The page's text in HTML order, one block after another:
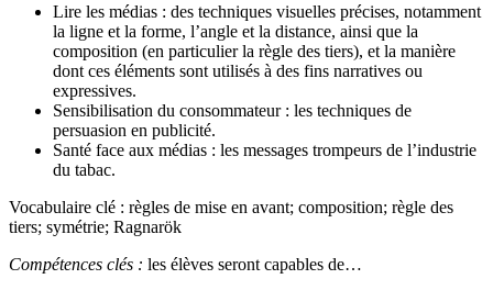
Lire les médias : des techniques visuelles précises, notamment
la ligne et la forme, l’angle et la distance, ainsi que la
composition (en particulier la règle des tiers), et la manière
dont ces éléments sont utilisés à des fins narratives ou
expressives.
Sensibilisation du consommateur : les techniques de
persuasion en publicité.
Santé face aux médias : les messages trompeurs de l’industrie
du tabac.
Vocabulaire clé : règles de mise en avant; composition; règle des
tiers; symétrie; Ragnarök
Compétences clés : les élèves seront capables de…